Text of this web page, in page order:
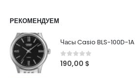
РЕКОМЕНДУЕМ
Часы Casio BLS-100D-1A
0out of 5
190,00 $